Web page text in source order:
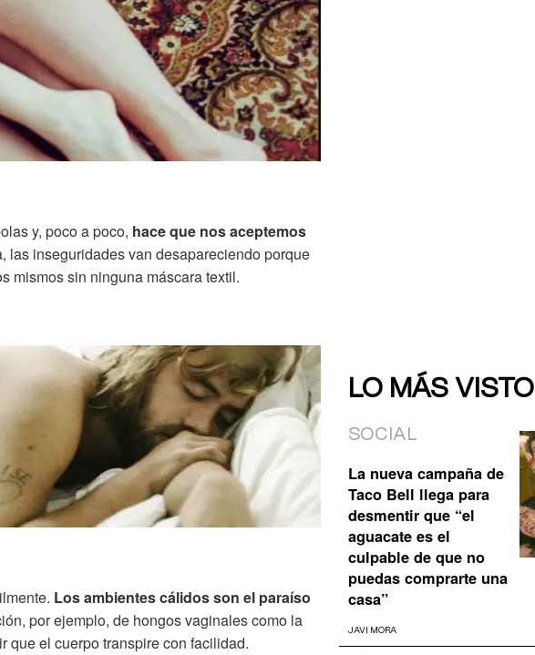
y, poco a poco, hace que nos aceptemos
las inseguridades van desapareciendo porque
mismos sin ninguna máscara textil.
Los ambientes cálidos son el paraíso
por ejemplo, de hongos vaginales como la
que el cuerpo transpire con facilidad.
LO MÁS VISTO
SOCIAL
La nueva campaña de
Taco Bell llega para
desmentir que “el
aguacate es el
culpable de que no
puedas comprarte una
casa”
JAVI MORA